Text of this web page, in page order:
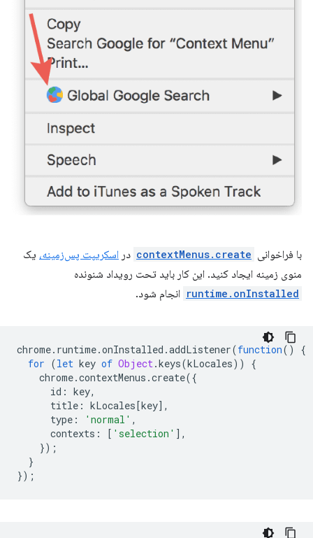
با فراخوانی contextMenus.create در اسکریپت پس‌زمینه، یک
منوی زمینه ایجاد کنید. این کار باید تحت رویداد شنونده
runtime.onInstalled انجام شود.
chrome. runtime.onInstalled .addListener(function()
{
for (let key of Object.keys(kLocales))
{
chrome.contextMenus .create({
id : key,
title : kLocales [key],
type : 'normal' ,
contexts : [ 'selection' ],
});
}
});